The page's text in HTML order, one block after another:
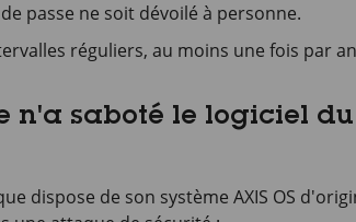
passe ne soit dévoilé à personne.
réguliers, au moins une fois par
n'a saboté le logiciel du
dispose de son système AXIS OS